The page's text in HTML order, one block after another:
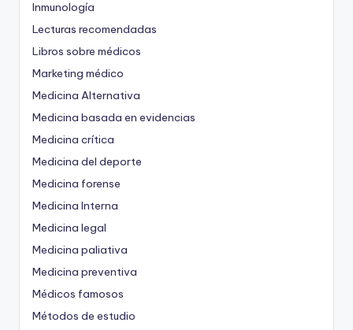
Inmunología
Lecturas recomendadas
Libros sobre médicos
Marketing médico
Medicina Alternativa
Medicina basada en evidencias
Medicina crítica
Medicina del deporte
Medicina forense
Medicina Interna
Medicina legal
Medicina paliativa
Medicina preventiva
Médicos famosos
Métodos de estudio